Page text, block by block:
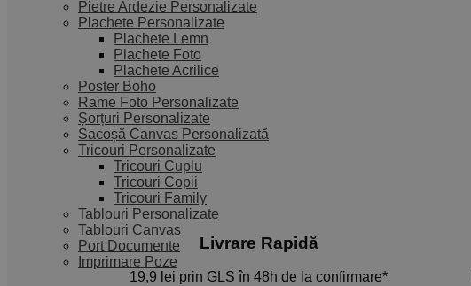
Pietre Ardezie Personalizate
Plachete Personalizate
Plachete Lemn
Plachete Foto
Plachete Acrilice
Poster Boho
Rame Foto Personalizate
Șorțuri Personalizate
Sacoșă Canvas Personalizată
Tricouri Personalizate
Tricouri Cuplu
Tricouri Copii
Tricouri Family
Tablouri Personalizate
Tablouri Canvas
Port Documente
Imprimare Poze
Livrare Rapidă​
19,9 lei prin GLS în 48h de la confirmare*